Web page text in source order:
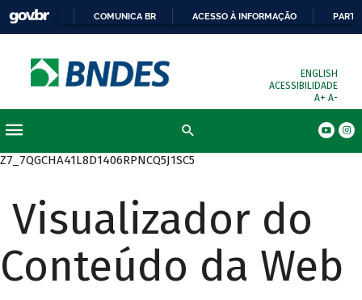
COMUNICA BR ACESSO À INFORMAÇÃO
ENGLISH
ACESSIBILIDADE
A+ A-
Z7_7QGCHA41L8D1406RPNCQ5J1SC5
Visualizador do
Conteúdo da Web